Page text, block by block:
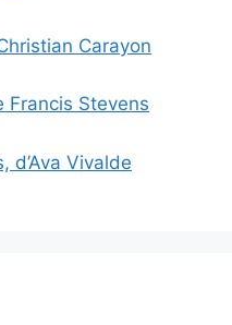
Carayon
Francis Stevens
d’Ava Vivalde